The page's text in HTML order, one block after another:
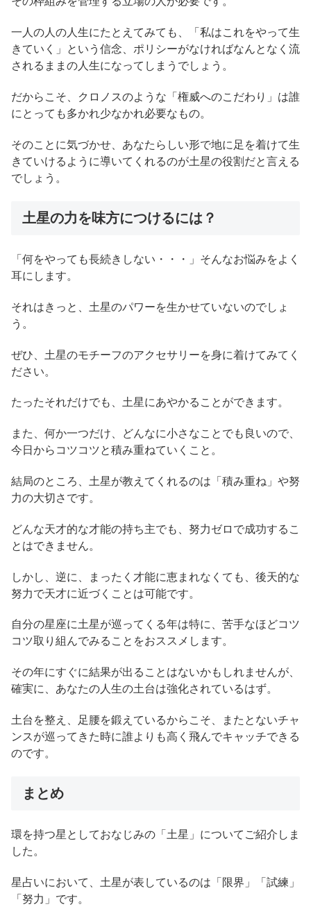
一人の人の人生にたとえてみても、「私はこれをやって生
きていく」という信念、ポリシーがなければなんとなく流
されるままの人生になってしまうでしょう。
だからこそ、クロノスのような「権威へのこだわり」は誰
にとっても多かれ少なかれ必要なもの。
そのことに気づかせ、あなたらしい形で地に足を着けて生
きていけるように導いてくれるのが土星の役割だと言える
でしょう。
土星の力を味方につけるには？
「何をやっても長続きしない・・・」そんなお悩みをよく
耳にします。
それはきっと、土星のパワーを生かせていないのでしょ
う。
ぜひ、土星のモチーフのアクセサリーを身に着けてみてく
ださい。
たったそれだけでも、土星にあやかることができます。
また、何か一つだけ、どんなに小さなことでも良いので、
今日からコツコツと積み重ねていくこと。
結局のところ、土星が教えてくれるのは「積み重ね」や努
力の大切さです。
どんな天才的な才能の持ち主でも、努力ゼロで成功するこ
とはできません。
しかし、逆に、まったく才能に恵まれなくても、後天的な
努力で天才に近づくことは可能です。
自分の星座に土星が巡ってくる年は特に、苦手なほどコツ
コツ取り組んでみることをおススメします。
その年にすぐに結果が出ることはないかもしれませんが、
確実に、あなたの人生の土台は強化されているはず。
土台を整え、足腰を鍛えているからこそ、またとないチャ
ンスが巡ってきた時に誰よりも高く飛んでキャッチできる
のです。
まとめ
環を持つ星としておなじみの「土星」についてご紹介しま
した。
星占いにおいて、土星が表しているのは「限界」「試練」
「努力」です。